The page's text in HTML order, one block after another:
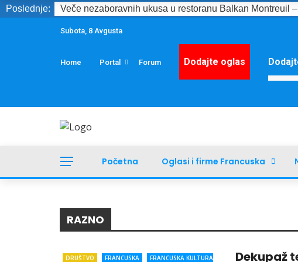
Poslednje: Veče nezaboravnih ukusa u restoranu Balkan Montreuil
Subota, 8 Avgusta
Home Portal Forum Dodajte oglas
Početna Oglasi i firme Francuska
RAZNO
DRUŠTVO FRANCUSKA
FRANCUSKA KULTURA
Dekupaž